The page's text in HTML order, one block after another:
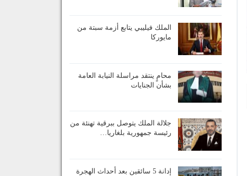
الملك فيليبي يتابع أزمة سبتة من
مايوركا
محامٍ ينتقد مراسلة النيابة العامة
بشأن الجنايات
جلالة الملك يتوصل ببرقية تهنئة من
رئيسة جمهورية بلغاريا…
إدانة 5 سائقين بعد أحداث الهجرة